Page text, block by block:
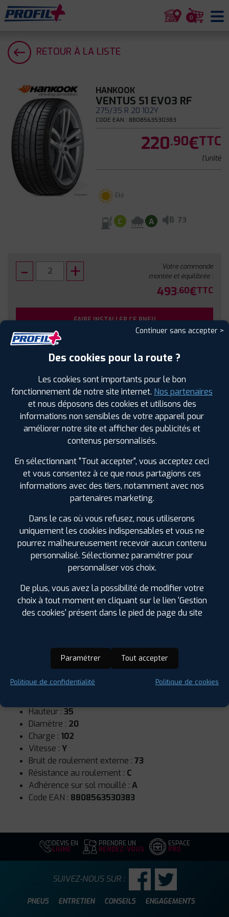
0
RETOUR À LA LISTE
HANKOOK
VENTUS S1 EVO3 RF
275/35 R 20 102Y
CODE EAN : 8808563530383
220.90€TTC
l'unité
Été
C A B 73
Votre commande
montée et équilibrée :
493.60€TTC
FAIRE INSTALLER CE PNEU
Sous réserve de disponibilité en agence
SPÉCIFICATIONS AVIS CLIENTS ÉTIQUETAGE
Étiquetage
Runflat :Oui
Hauteur : 35
Diamètre : 20
Charge : 102
Vitesse : Y
Bruit de roulement externe : 73
Résistance au roulement : C
Adhérence sur sol mouillé : A
Code EAN : 8808563530383
DEVIS EN
LIGNE
PRENDRE UN
RENDEZ-VOUS
ESPACE
PRO
PNEUS ENTRETIEN CONSEILS ENGAGEMENTS
SUIVEZ-NOUS SUR :
Continuer sans accepter >
Des cookies pour la route ?
Les cookies sont importants pour le bon
fonctionnement de notre site internet. Nos partenaires
et nous déposons des cookies et utilisons des
informations non sensibles de votre appareil pour
améliorer notre site et afficher des publicités et
contenus personnalisés.
En sélectionnant "Tout accepter", vous acceptez ceci
et vous consentez à ce que nous partagions ces
informations avec des tiers, notamment avec nos
partenaires marketing.
Dans le cas où vous refusez, nous utiliserons
uniquement les cookies indispensables et vous ne
pourrez malheureusement recevoir aucun contenu
personnalisé. Sélectionnez paramétrer pour
personnaliser vos choix.
De plus, vous avez la possibilité de modifier votre
choix à tout moment en cliquant sur le lien 'Gestion
des cookies' présent dans le pied de page du site
Paramétrer Tout accepter
Politique de confidentialité Politique de cookies